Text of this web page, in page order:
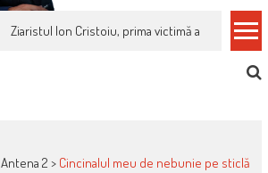
Ziaristul Ion Cristoiu, prima victimă a noi
Antena 2 > Cincinalul meu de nebunie pe sticlă